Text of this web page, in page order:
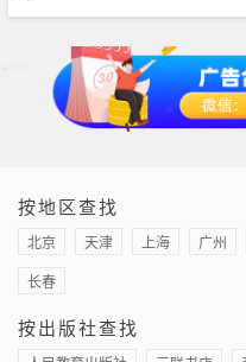
按地区查找
北京 天津 上海 广州
长春
按出版社查找